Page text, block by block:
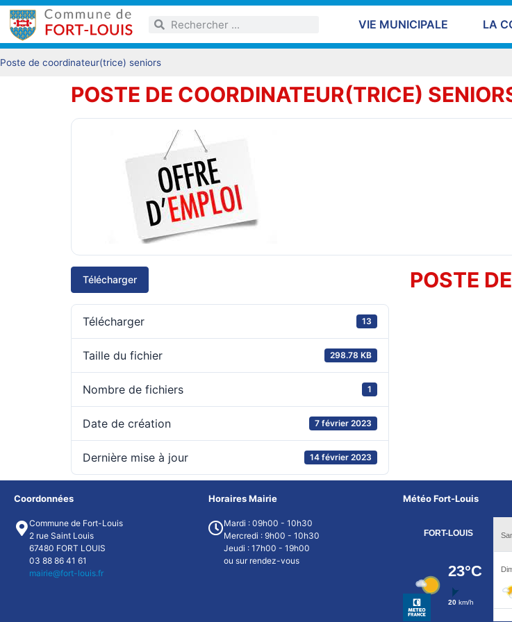
VIE MUNICIPALE LA
Poste de coordinateur(trice) seniors
POSTE DE COORDINATEUR(TRICE)
Télécharger
Télécharger 13
Taille du fichier 298.78 KB
Nombre de fichiers 1
Date de création 7 février 2023
Dernière mise à jour 14 février 2023
POSTE
Coordonnées
Commune de Fort-Louis
2 rue Saint Louis
67480 FORT LOUIS
03 88 86 41 61
mairie@fort-louis.fr
Horaires Mairie
Mardi : 09h00 - 10h30
Mercredi : 9h00 - 10h30
Jeudi : 17h00 - 19h00
ou sur rendez-vous
Météo Fort-Louis